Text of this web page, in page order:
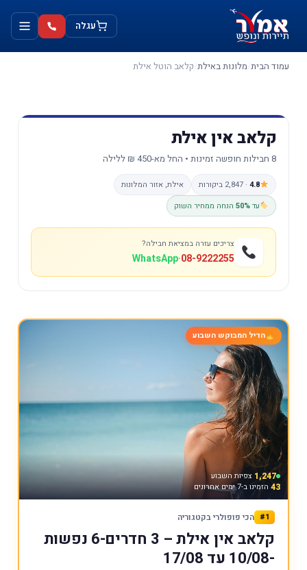
עגלה
עמוד הבית מלונות באילת קלאב הוטל אילת
קלאב אין אילת
8 חבילות חופשה זמינות • החל מא-450 ₪ ללילה
4.8· 2,847 ביקורות
אילת, אזור המלונות
עד50%הנחה ממחיר השוק
צריכים עזרה במציאת חבילה?
08-9222255
·
WhatsApp
הדיל המבוקש השבוע
1,247 צפיות השבוע
43 הזמינו ב-7 ימים אחרונים
#1 הכי פופולרי בקטגוריה
קלאב אין אילת – 3 חדרים-6 נפשות
-10/08 עד 17/08